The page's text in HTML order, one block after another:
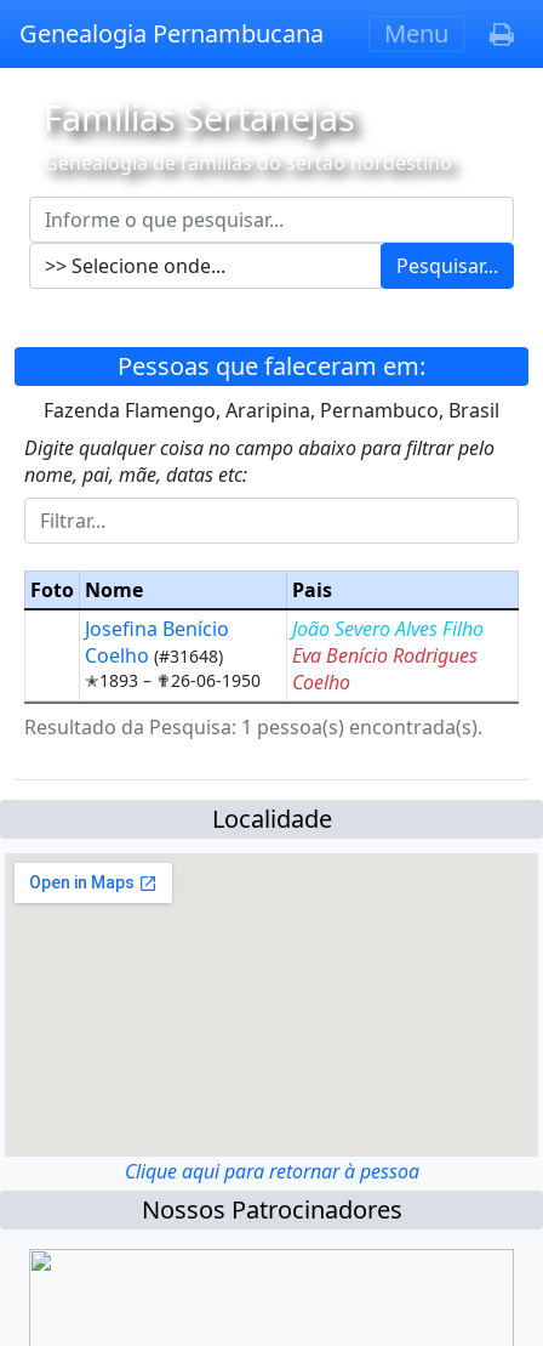
Genealogia Pernambucana Menu
Famílias Sertanejas
Genealogia de famílias do sertão nordestino
Pesquisar...
Pessoas que faleceram em:
Fazenda Flamengo, Araripina, Pernambuco, Brasil
Digite qualquer coisa no campo abaixo para filtrar pelo
nome, pai, mãe, datas etc:
Foto Nome
Pais
Josefina Benício
Coelho (#31648)
✭1893 – ✟26-06-1950
João Severo Alves Filho
Eva Benício Rodrigues
Coelho
Resultado da Pesquisa: 1 pessoa(s) encontrada(s).
Localidade
Clique aqui para retornar à pessoa
Nossos Patrocinadores